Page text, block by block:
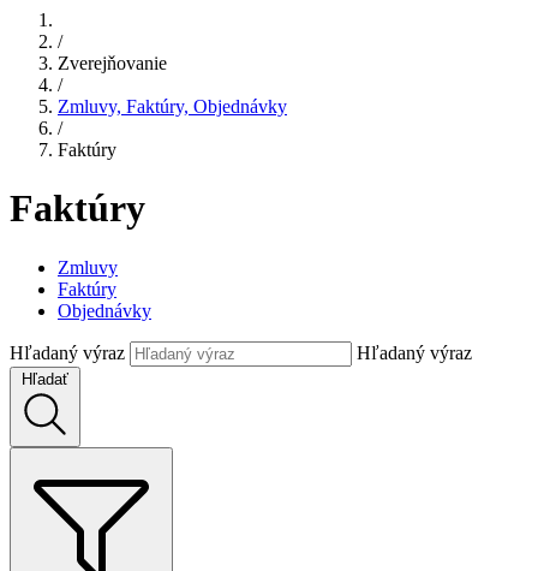
/
Zverejňovanie
/
Zmluvy, Faktúry, Objednávky
/
Faktúry
Faktúry
Zmluvy
Faktúry
Objednávky
Hľadaný výraz Hľadaný výraz
Hľadať